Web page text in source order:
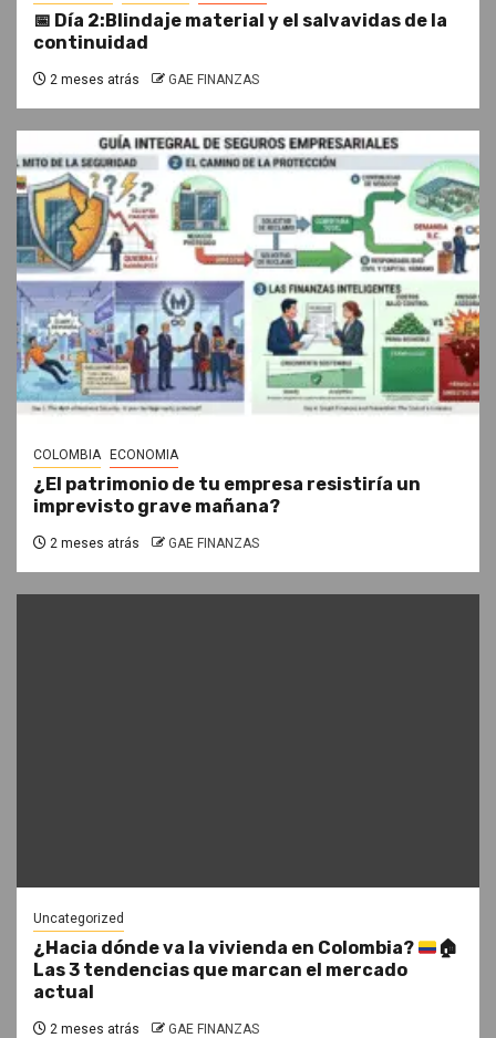
📅 Día 2:Blindaje material y el salvavidas de la
continuidad
2 meses atrás GAE FINANZAS
COLOMBIA ECONOMIA
¿El patrimonio de tu empresa resistiría un
imprevisto grave mañana?
2 meses atrás GAE FINANZAS
Uncategorized
¿Hacia dónde va la vivienda en Colombia?
🏠
Las 3 tendencias que marcan el mercado
actual
2 meses atrás GAE FINANZAS